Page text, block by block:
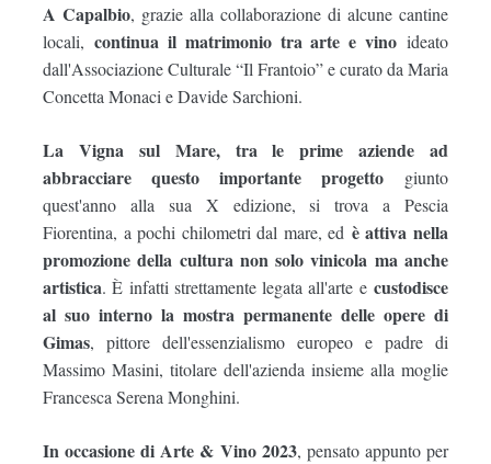
A Capalbio, grazie alla collaborazione di alcune cantine
locali, continua il matrimonio tra arte e vino ideato
dall'Associazione Culturale “Il Frantoio” e curato da Maria
Concetta Monaci e Davide Sarchioni.
La Vigna sul Mare, tra le prime aziende ad
abbracciare questo importante progetto giunto
quest'anno alla sua X edizione, si trova a Pescia
Fiorentina, a pochi chilometri dal mare, ed è attiva nella
promozione della cultura non solo vinicola ma anche
artistica. È infatti strettamente legata all'arte e custodisce
al suo interno la mostra permanente delle opere di
Gimas, pittore dell'essenzialismo europeo e padre di
Massimo Masini, titolare dell'azienda insieme alla moglie
Francesca Serena Monghini.
In occasione di Arte & Vino 2023, pensato appunto per